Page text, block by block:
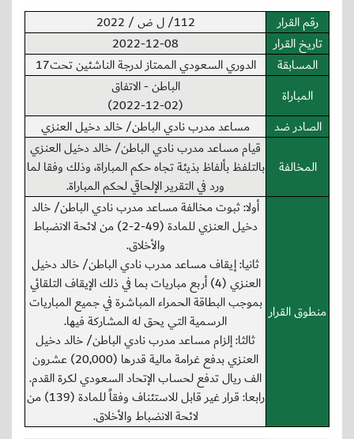
رقم القرار
112/ ل ض / 2022
تاريخ القرار
2022-12-08
المسابقة
الدوري السعودي الممتاز لدرجة الناشئين تحت17
المباراة
الباطن - الاتفاق
(2022-12-02)
الصادر ضد
مساعد مدرب نادي الباطن/ خالد دخيل العنزي
المخالفة
قيام مساعد مدرب نادي الباطن/ خالد دخيل العنزي
بالتلفظ بألفاظ بذيئة تجاه حكم المباراة، وذلك وفقا لما
ورد في التقرير الإلحاقي لحكم المباراة.
منطوق القرار
أولا: ثبوت مخالفة مساعد مدرب نادي الباطن/ خالد
دخيل العنزي للمادة (49-2-2) من لائحة الانضباط
والأخلاق.
ثانيا: إيقاف مساعد مدرب نادي الباطن/ خالد دخيل
العنزي (4) أربع مباريات بما في ذلك الإيقاف التلقائي
بموجب البطاقة الحمراء المباشرة في جميع المباريات
الرسمية التي يحق له المشاركة فيها.
ثالثا: إلزام مساعد مدرب نادي الباطن/ خالد دخيل
العنزي بدفع غرامة مالية قدرها (20,000) عشرون
الف ريال تدفع لحساب الإتحاد السعودي لكرة القدم.
رابعا: قرار غير قابل للاستئناف وفقاً للمادة (139) من
لائحة الانضباط والأخلاق.